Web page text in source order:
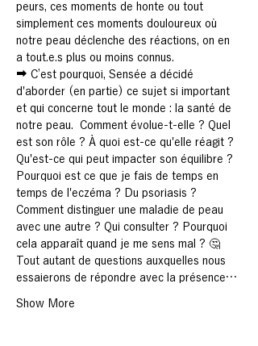
peurs, ces moments de honte ou tout
simplement ces moments douloureux où
notre peau déclenche des réactions, on en
a tout.e.s plus ou moins connus.
➡️ C’est pourquoi, Sensée a décidé
d'aborder (en partie) ce sujet si important
et qui concerne tout le monde : la santé de
notre peau.  Comment évolue-t-elle ? Quel
est son rôle ? À quoi est-ce qu'elle réagit ?
Qu'est-ce qui peut impacter son équilibre ?
Pourquoi est ce que je fais de temps en
temps de l'eczéma ? Du psoriasis ?
Comment distinguer une maladie de peau
avec une autre ? Qui consulter ? Pourquoi
cela apparaît quand je me sens mal ? 🤔
Tout autant de questions auxquelles nous
essaierons de répondre avec la présence…
Show More